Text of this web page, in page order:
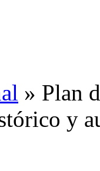
» Plan
y